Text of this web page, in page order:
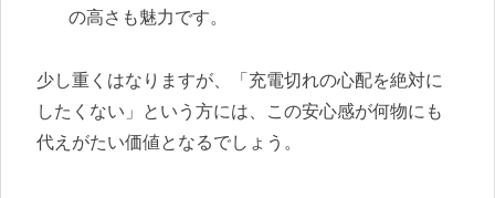
の高さも魅力です。
少し重くはなりますが、「充電切れの心配を絶対に
したくない」という方には、この安心感が何物にも
代えがたい価値となるでしょう。